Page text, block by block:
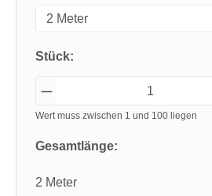
Stück:
Wert muss zwischen 1 und 100 liegen
Gesamtlänge:
2 Meter